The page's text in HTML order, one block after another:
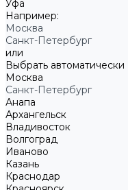
Уфа
Например:
Москва
Санкт-Петербург
или
Выбрать автоматически
Москва
Санкт-Петербург
Анапа
Архангельск
Владивосток
Волгоград
Иваново
Казань
Краснодар